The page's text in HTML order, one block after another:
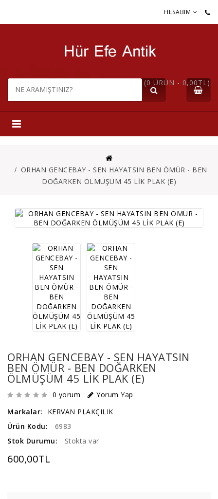
HESABIM
(0 ÜRÜN - 0,00TL)
ORHAN GENCEBAY - SEN HAYATSIN BEN ÖMÜR - BEN
DOĞARKEN ÖLMÜŞÜM 45 LİK PLAK (E)
ORHAN GENCEBAY - SEN HAYATSIN
BEN ÖMÜR - BEN DOĞARKEN
ÖLMÜŞÜM 45 LİK PLAK (E)
0 yorum
Yorum Yap
Markalar:
KERVAN PLAKÇILIK
Ürün Kodu:
6983
Stok Durumu:
Stokta var
600,00TL